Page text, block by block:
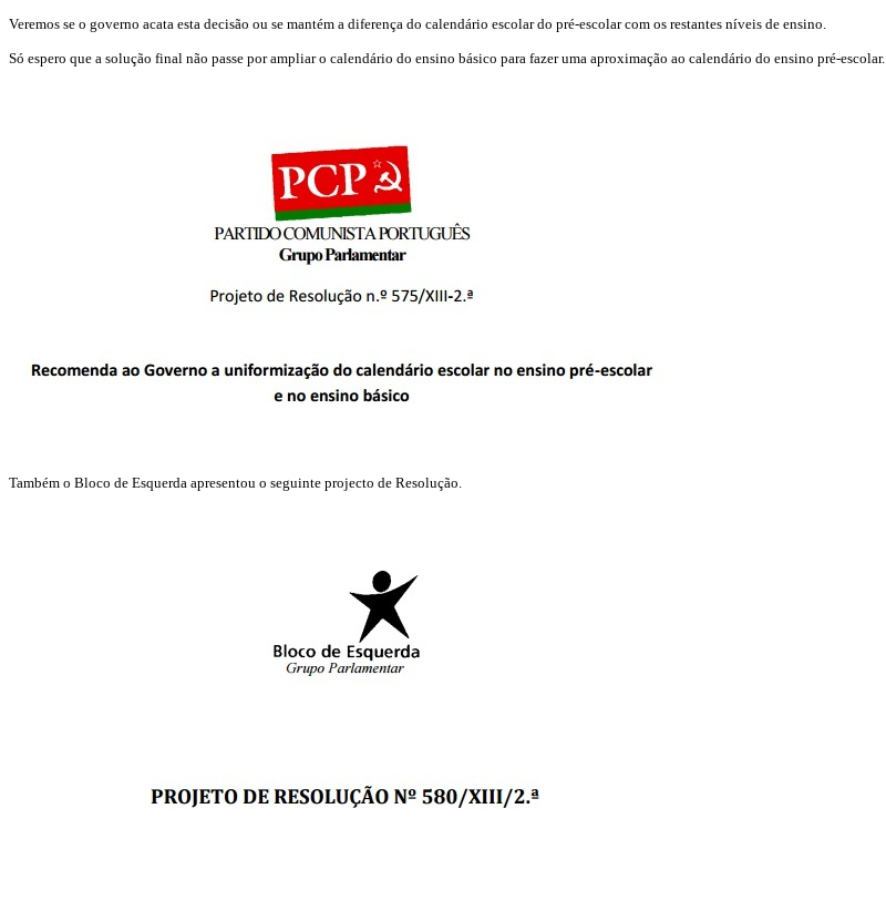
Veremos se o governo acata esta decisão ou se mantém a diferença do calendário escolar do pré-escolar com os restantes níveis de ensino.
Só espero que a solução final não passe por ampliar o calendário do ensino básico para fazer uma aproximação ao calendário do ensino pré-escolar.
Também o Bloco de Esquerda apresentou o seguinte projecto de Resolução.